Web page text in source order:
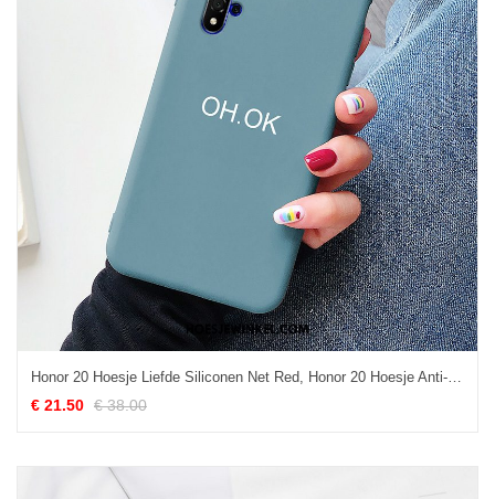
Honor 20 Hoesje Liefde Siliconen Net Red, Honor 20 Hoesje Anti-fall Bescherming
€ 21.50 € 38.00